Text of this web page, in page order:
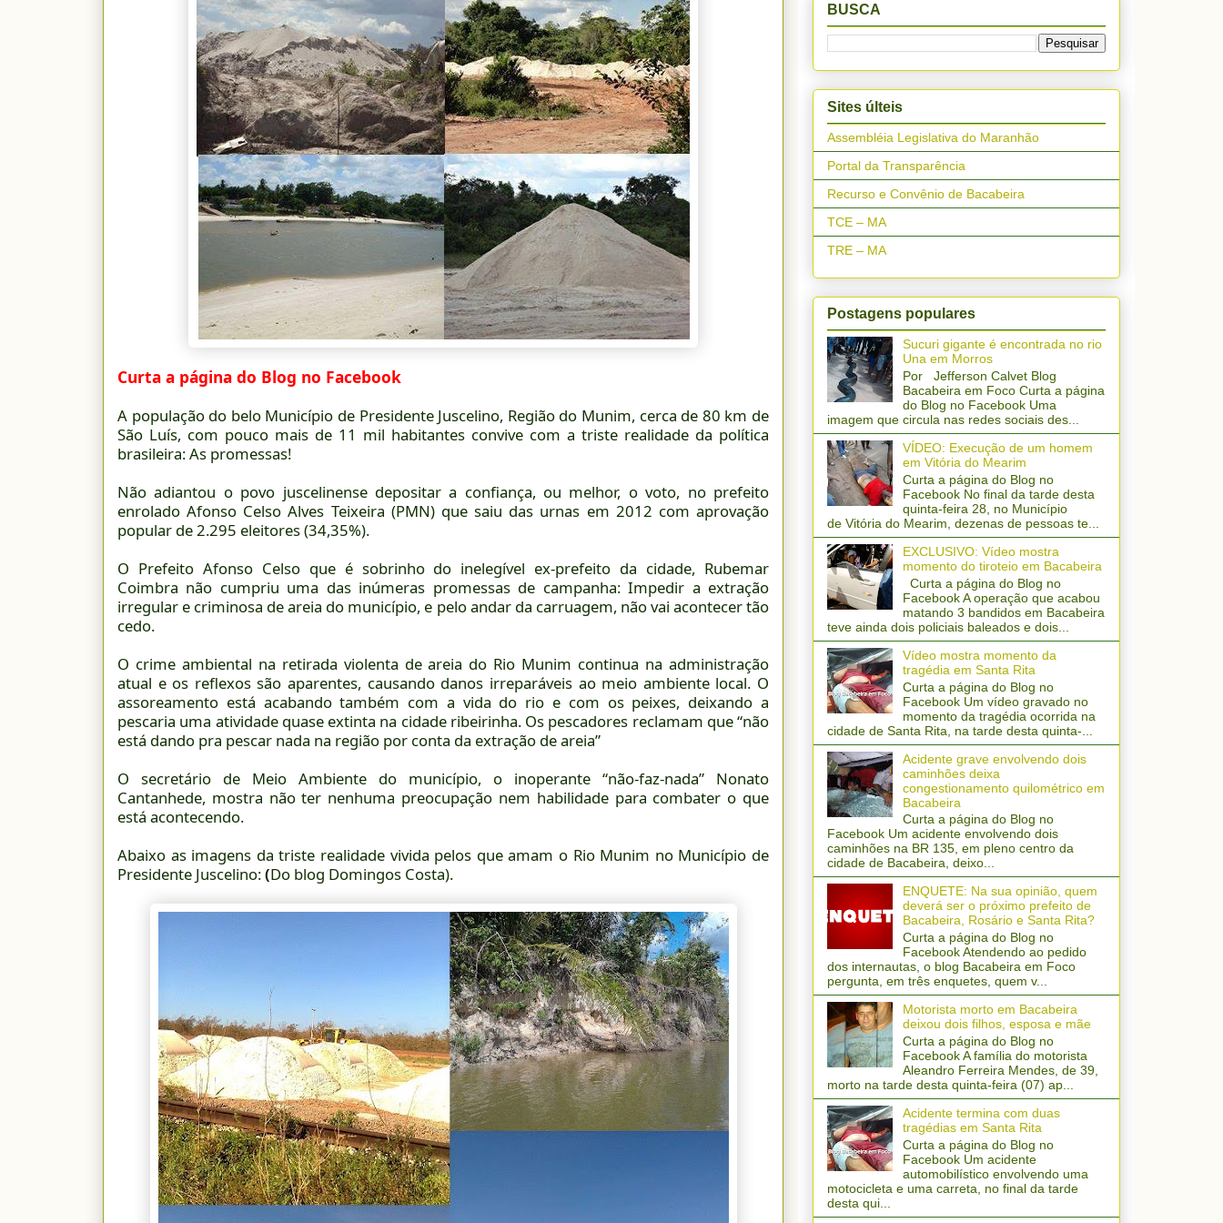
Curta a página do Blog no Facebook
A população do belo Município de Presidente Juscelino, Região do Munim, cerca de 80 km de
São Luís, com pouco mais de 11 mil habitantes convive com a triste realidade da política
brasileira: As promessas!
Não adiantou o povo juscelinense depositar a confiança, ou melhor, o voto, no prefeito
enrolado Afonso Celso Alves Teixeira (PMN) que saiu das urnas em 2012 com aprovação
popular de 2.295 eleitores (34,35%).
O Prefeito Afonso Celso que é sobrinho do inelegível ex-prefeito da cidade, Rubemar
Coimbra não cumpriu uma das inúmeras promessas de campanha: Impedir a extração
irregular e criminosa de areia do município, e pelo andar da carruagem, não vai acontecer tão
cedo.
O crime ambiental na retirada violenta de areia do Rio Munim continua na administração
atual e os reflexos são aparentes, causando danos irreparáveis ao meio ambiente local. O
assoreamento está acabando também com a vida do rio e com os peixes, deixando a
pescaria uma atividade quase extinta na cidade ribeirinha. Os pescadores reclamam que “não
está dando pra pescar nada na região por conta da extração de areia”
O secretário de Meio Ambiente do município, o inoperante “não-faz-nada” Nonato
Cantanhede, mostra não ter nenhuma preocupação nem habilidade para combater o que
está acontecendo.
Abaixo as imagens da triste realidade vivida pelos que amam o Rio Munim no Município de
Presidente Juscelino:(Do blog Domingos Costa).
BUSCA
Sites últeis
Assembléia Legislativa do Maranhão
Portal da Transparência
Recurso e Convênio de Bacabeira
TCE – MA
TRE – MA
Postagens populares
Sucuri gigante é encontrada no rio
Una em Morros
Por Jefferson Calvet Blog
Bacabeira em Foco Curta a página
do Blog no Facebook Uma
imagem que circula nas redes sociais des...
VÍDEO: Execução de um homem
em Vitória do Mearim
Curta a página do Blog no
Facebook No final da tarde desta
quinta-feira 28, no Município
de Vitória do Mearim, dezenas de pessoas te...
EXCLUSIVO: Vídeo mostra
momento do tiroteio em Bacabeira
Curta a página do Blog no
Facebook A operação que acabou
matando 3 bandidos em Bacabeira
teve ainda dois policiais baleados e dois...
Vídeo mostra momento da
tragédia em Santa Rita
Curta a página do Blog no
Facebook Um vídeo gravado no
momento da tragédia ocorrida na
cidade de Santa Rita, na tarde desta quinta-...
Acidente grave envolvendo dois
caminhões deixa
congestionamento quilométrico em
Bacabeira
Curta a página do Blog no
Facebook Um acidente envolvendo dois
caminhões na BR 135, em pleno centro da
cidade de Bacabeira, deixo...
ENQUETE: Na sua opinião, quem
deverá ser o próximo prefeito de
Bacabeira, Rosário e Santa Rita?
Curta a página do Blog no
Facebook Atendendo ao pedido
dos internautas, o blog Bacabeira em Foco
pergunta, em três enquetes, quem v...
Motorista morto em Bacabeira
deixou dois filhos, esposa e mãe
Curta a página do Blog no
Facebook A família do motorista
Aleandro Ferreira Mendes, de 39,
morto na tarde desta quinta-feira (07) ap...
Acidente termina com duas
tragédias em Santa Rita
Curta a página do Blog no
Facebook Um acidente
automobilístico envolvendo uma
motocicleta e uma carreta, no final da tarde
desta qui...